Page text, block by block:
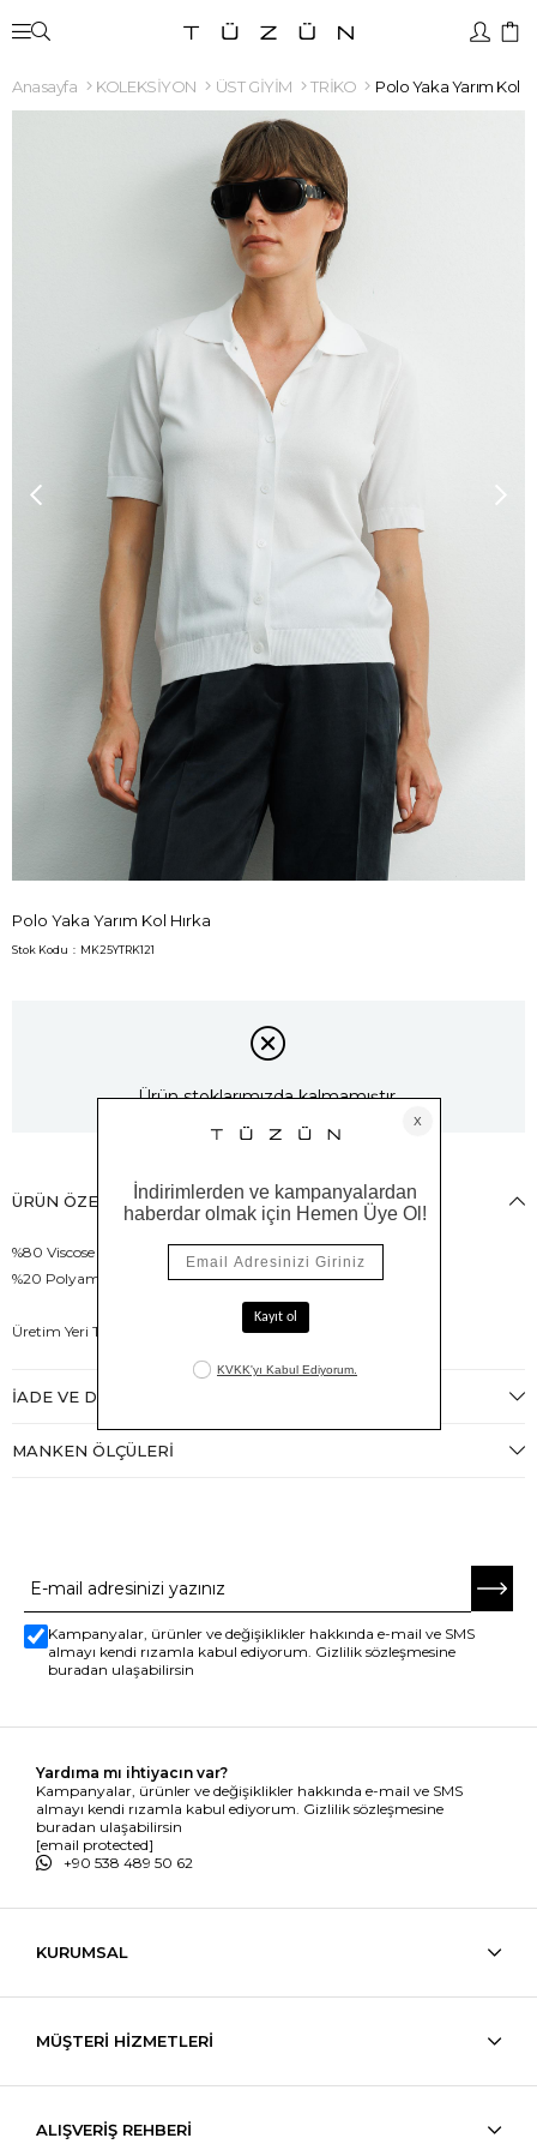
Anasayfa KOLEKSİYON ÜST GİYİM TRİKO Polo Yaka Yarım Kol
Polo Yaka Yarım Kol Hırka
Stok Kodu MK25YTRK121
Ürün stoklarımızda kalmamıştır.
ÜRÜN ÖZELLIKLERI
%80 Viscose
%20 Polyamid
Üretim Yeri Türkiye
İADE VE DEĞIŞIM
MANKEN ÖLÇÜLERI
Kampanyalar, ürünler ve değişiklikler hakkında e-mail ve SMS
almayı kendi rızamla kabul ediyorum. Gizlilik sözleşmesine
buradan ulaşabilirsin
Yardıma mı ihtiyacın var?
Kampanyalar, ürünler ve değişiklikler hakkında e-mail ve SMS
almayı kendi rızamla kabul ediyorum. Gizlilik sözleşmesine
buradan ulaşabilirsin
[email protected]
+90 538 489 50 62
KURUMSAL
MÜŞTERİ HİZMETLERİ
ALIŞVERİŞ REHBERİ